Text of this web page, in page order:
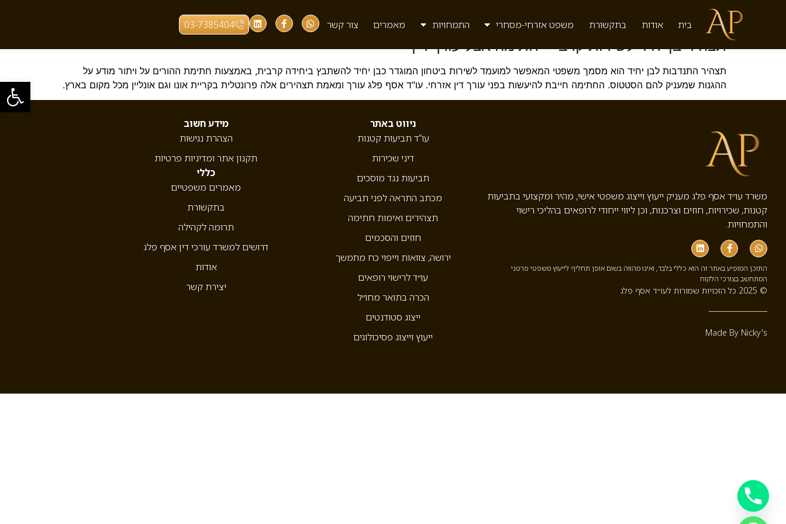
פתח
בית אודות בתקשורת משפט אזרחי-מסחרי התמחויות מאמרים צור קשר 03-7385404 תגית:
תצהיר בן יחיד לשירות קרבי – חתימה אצל עורך דין
תצהיר התנדבות לבן יחיד הוא מסמך משפטי המאפשר למועמד לשירות ביטחון המוגדר כבן יחיד להשתבץ ביחידה קרבית, באמצעות חתימת ההורים על ויתור מודע על
ההגנות שמעניק להם הסטטוס. החתימה חייבת להיעשות בפני עורך דין אזרחי. עו"ד אסף פלג עורך ומאמת תצהירים אלה פרונטלית בקריית אונו וגם אונליין מכל מקום בארץ.
משרד עו״ד אסף פלג מעניק ייעוץ וייצוג משפטי אישי, מהיר ומקצועי בתביעות
קטנות, שכירויות, חוזים וצרכנות, וכן ליווי ייחודי לרופאים בהליכי רישוי
והתמחויות.
התוכן המופיע באתר זה הוא כללי בלבד, ואינו מהווה בשום אופן תחליף לייעוץ משפטי פרטני
המתחשב בצורכי הלקוח
© 2025 כל הזכויות שמורות לעו״ד אסף פלג
Made By Nicky's
ניווט באתר
עו”ד תביעות קטנות
דיני שכירות
תביעות נגד מוסכים
מכתב התראה לפני תביעה
תצהירים ואימות חתימה
חוזים והסכמים
ירושה, צוואות וייפוי כח מתמשך
עו״ד לרישוי רופאים
הכרה בתואר מחו״ל
ייצוג סטודנטים
ייעוץ וייצוג פסיכולוגים
מידע חשוב
הצהרת נגישות
תקנון אתר ומדיניות פרטיות
כללי
מאמרים משפטיים
בתקשורת
תרומה לקהילה
דרושים למשרד עורכי דין אסף פלג
אודות
יצירת קשר